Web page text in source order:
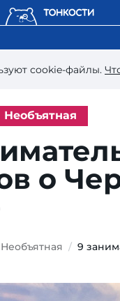
сookie-файлы.
Необъятная
о
Необъятная 9